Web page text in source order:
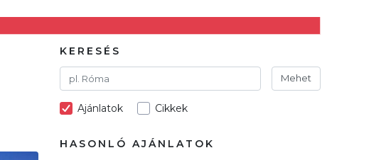
Utazómajom – CitySIM kártya a világutazóknak
Élménybeszámolók
Szállodalátogatás
Sajtómegjelenések
Afrika
KERESÉS
Mehet
Ajánlatok Cikkek
HASONLÓ AJÁNLATOK